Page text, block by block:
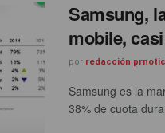
Samsung,
mobile,
por redacción
Samsung es la
38% de cuota